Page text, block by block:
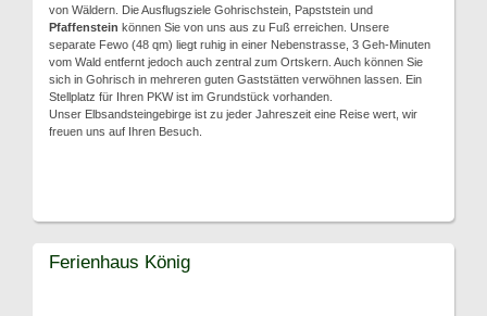
von Wäldern. Die Ausflugsziele Gohrischstein, Papststein und
Pfaffenstein können Sie von uns aus zu Fuß erreichen. Unsere
separate Fewo (48 qm) liegt ruhig in einer Nebenstrasse, 3 Geh-Minuten
vom Wald entfernt jedoch auch zentral zum Ortskern. Auch können Sie
sich in Gohrisch in mehreren guten Gaststätten verwöhnen lassen. Ein
Stellplatz für Ihren PKW ist im Grundstück vorhanden.
Unser Elbsandsteingebirge ist zu jeder Jahreszeit eine Reise wert, wir
freuen uns auf Ihren Besuch.
Ferienhaus König